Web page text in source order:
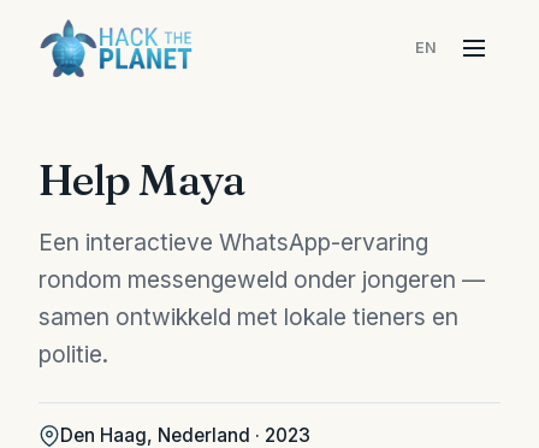
EN
Menu
Help Maya
Een interactieve WhatsApp-ervaring
rondom messengeweld onder jongeren —
samen ontwikkeld met lokale tieners en
politie.
Den Haag, Nederland · 2023